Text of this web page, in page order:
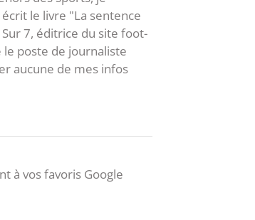
le livre "La sentence
7, éditrice du site foot-
poste de journaliste
aucune de mes infos
à vos favoris Google